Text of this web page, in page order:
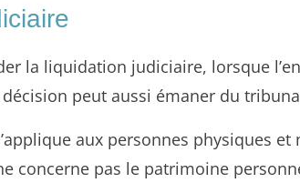
la liquidation judiciaire, lorsque
peut aussi émaner du
aux personnes physiques
concerne pas le patrimoine